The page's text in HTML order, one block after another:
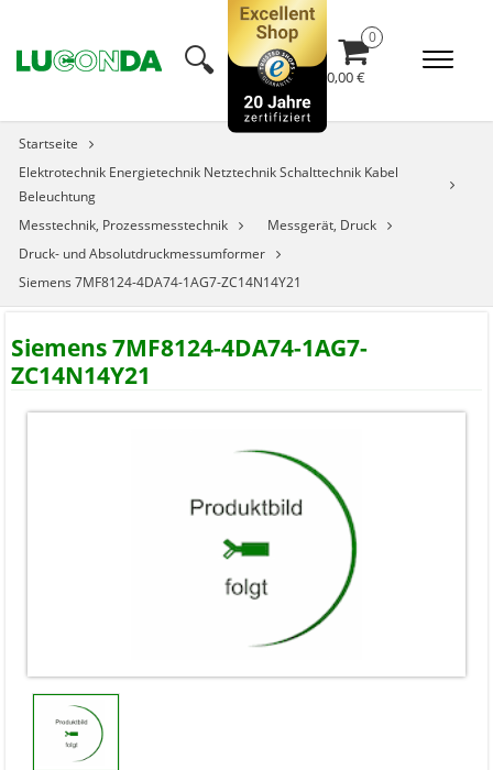
🔍︎ 0,00 €
Startseite
Elektrotechnik Energietechnik Netztechnik Schalttechnik Kabel
Beleuchtung
Messtechnik, Prozessmesstechnik
Messgerät, Druck
Druck- und Absolutdruckmessumformer
Siemens 7MF8124-4DA74-1AG7-ZC14N14Y21
Siemens 7MF8124-4DA74-1AG7-
ZC14N14Y21